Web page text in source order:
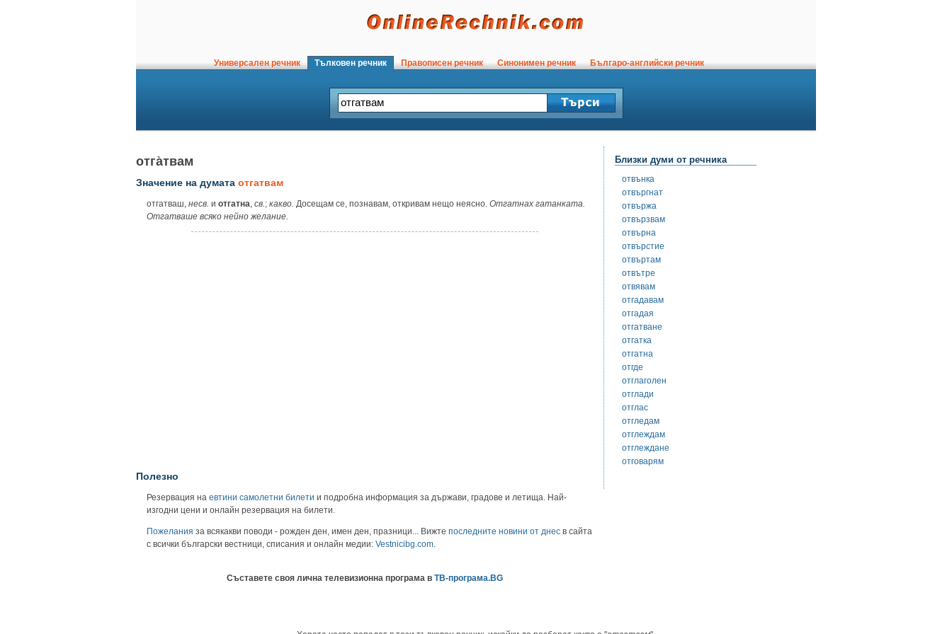
Универсален речник Тълковен речник Правописен речник Синонимен речник Българо-английски речник
отга̀твам
Значение на думата отгатвам
отгатваш, несв. и отгатна, св.; какво. Досещам се, познавам, откривам нещо неясно. Отгатнах гатанката.
Отгатваше всяко нейно желание.
Полезно
Резервация на евтини самолетни билети и подробна информация за държави, градове и летища. Най-
изгодни цени и онлайн резервация на билети.
Пожелания за всякакви поводи - рожден ден, имен ден, празници... Вижте последните новини от днес в сайта
с всички български вестници, списания и онлайн медии: Vestnicibg.com
Съставете своя лична телевизионна програма в ТВ-програма.BG
Близки думи от речника
отвънка
отвъргнат
отвържа
отвързвам
отвърна
отвърстие
отвъртам
отвътре
отвявам
отгадавам
отгадая
отгатване
отгатка
отгатна
отгде
отглаголен
отглади
отглас
отгледам
отглеждам
отглеждане
отговарям